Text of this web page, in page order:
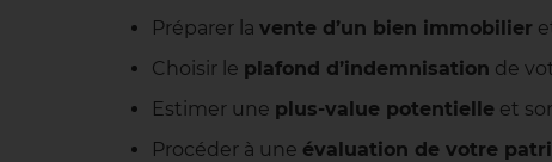
Préparer la vente d’un bien immobilier
Choisir le plafond d’indemnisation de
Estimer une plus-value potentielle et
Procéder à une évaluation de votre